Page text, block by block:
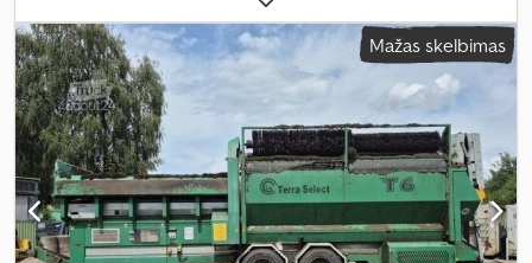
Mažas skelbimas